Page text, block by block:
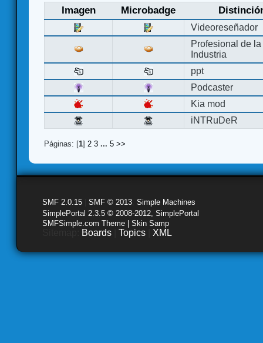
Imagen Microbadge
Videoreseñador
Profesional de la
Industria
ppt
Podcaster
Kia mod
iNTRuDeR
Páginas: [1] 2 3 ... 5 >>
SMF 2.0.15 SMF © 2013 Simple Machines
SimplePortal 2.3.5 © 2008-2012, SimplePortal
SMFSimple.com Theme | Skin Samp
Boards Topics XML